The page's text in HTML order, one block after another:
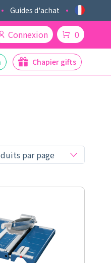
Guides d'achat
Connexion 0
Chapier gifts